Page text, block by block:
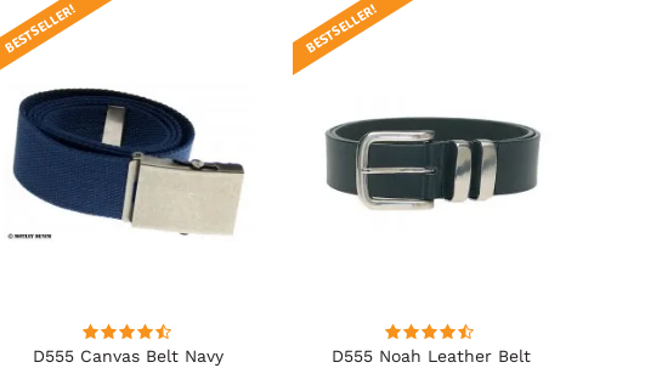
D555 Canvas Belt Navy
BESTSELLER!
D555 Noah Leather Belt
BESTSELLER!